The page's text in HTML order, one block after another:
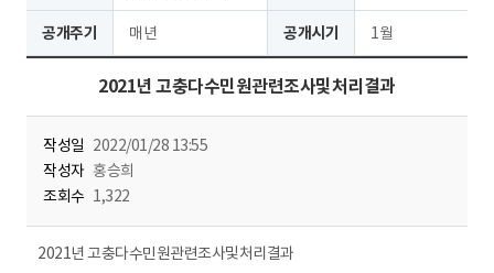
공개주기 매년 공개시기 1월
2021년 고충다수민원관련조사및처리결과
작성일 2022/01/28 13:55
작성자 홍승희
조회수 1,322
2021년 고충다수민원관련조사및처리결과